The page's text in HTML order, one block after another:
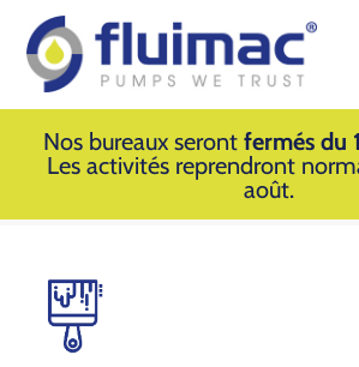
Nos bureaux serontfermés du
Les activités reprendront
août.